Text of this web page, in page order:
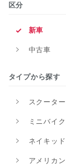
区分
新車
中古車
タイプから探す
スクーター
ミニバイク
ネイキッド
アメリカン